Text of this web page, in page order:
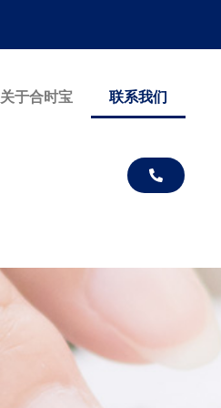
关于合时宝 联系我们